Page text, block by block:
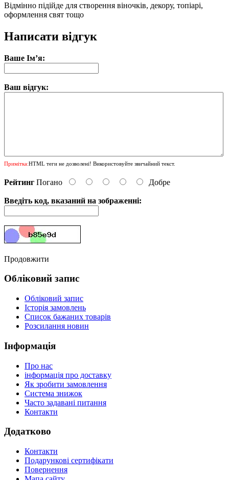
Відмінно підійде для створення віночків, декору, топіарі,
оформлення свят тощо
Написати відгук
Ваше Ім’я:
Ваш відгук:
Примітка:HTML теги не дозволені! Використовуйте звичайний текст.
Рейтинг Погано Добре
Введіть код, вказаний на зображенні:
Продовжити
Обліковий запис
Обліковий запис
Історія замовлень
Список бажаних товарів
Розсилання новин
Інформація
Про нас
інформація про доставку
Як зробити замовлення
Система знижок
Часто задавані питання
Контакти
Додатково
Контакти
Подарункові сертифікати
Повернення